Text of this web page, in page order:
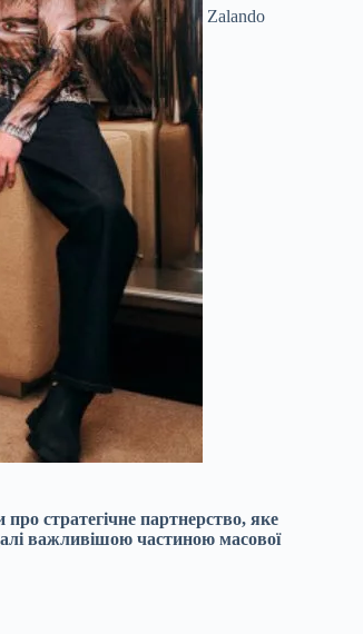
Zalando
стратегічне партнерство, яке
важливішою частиною масової